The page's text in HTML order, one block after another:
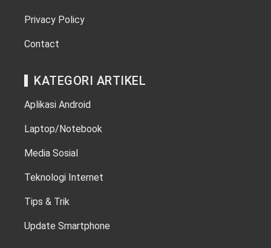
Privacy Policy
Contact
KATEGORI ARTIKEL
Aplikasi Android
Laptop/Notebook
Media Sosial
Teknologi Internet
Tips & Trik
Update Smartphone